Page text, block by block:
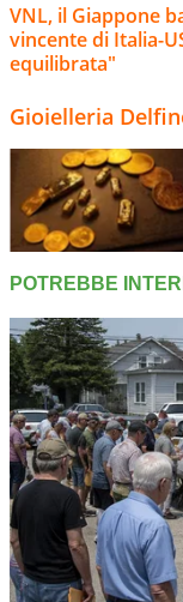
VNL, il Giappone
vincente di Italia-
equilibrata"
Gioielleria